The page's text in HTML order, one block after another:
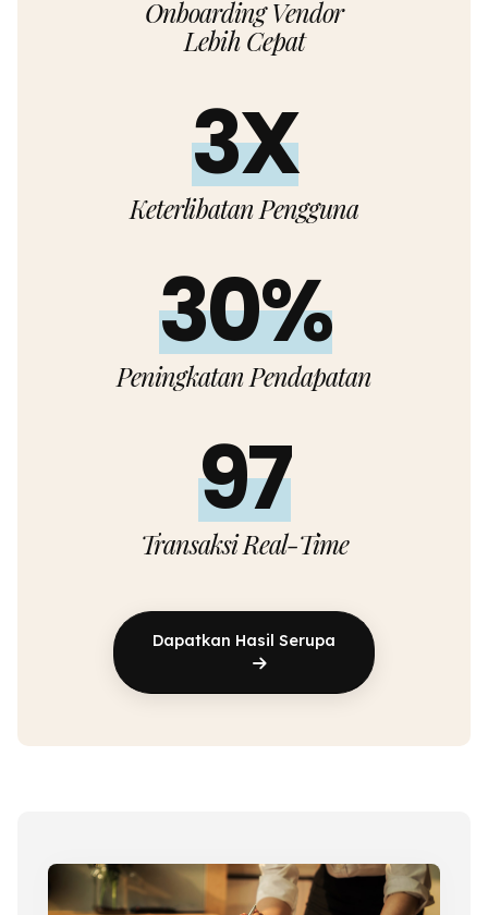
Onboarding Vendor
Lebih Cepat
3X
Keterlibatan Pengguna
30%
Peningkatan Pendapatan
100%
Transaksi Real-Time
Dapatkan Hasil Serupa